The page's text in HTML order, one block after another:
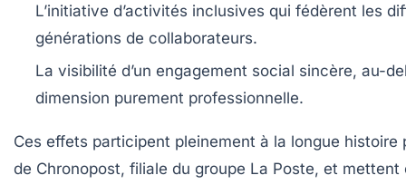
L’initiative d’activités inclusives qui fédèrent les
générations de collaborateurs.
La visibilité d’un engagement social sincère, au-
dimension purement professionnelle.
Ces effets participent pleinement à la longue histoire
de Chronopost, filiale du groupe La Poste, et mettent